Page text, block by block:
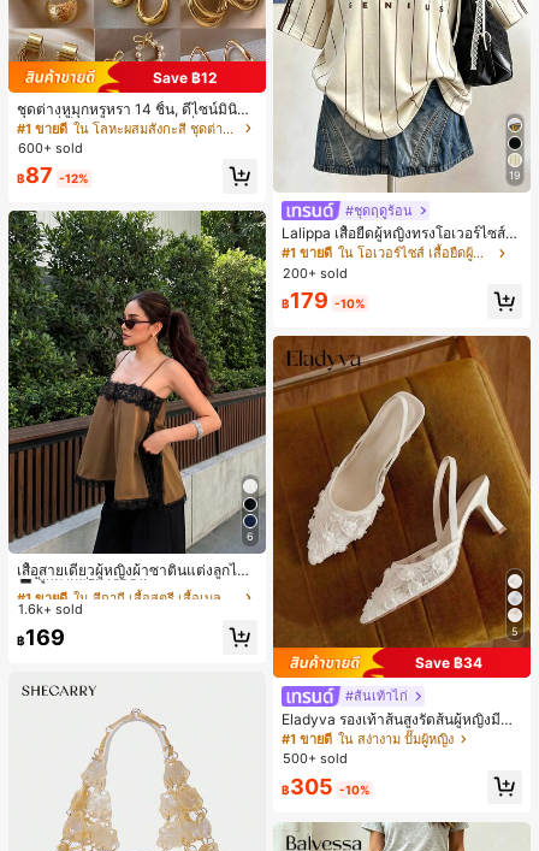
Save ฿12
ชุดต่างหูมุกหรูหรา 14 ชิ้น, ดีไซน์มินิมอ
ลใหม่ที่เป็นเอกลักษณ์ ต่างหูที่สง่างาม
สำหรับผู้หญิง, ของขวัญสำหรับเธอ
#1 ขายดี
ใน โลหะผสมสังกะสี ชุดต่างหูผู้หญิง
600+ sold
฿87 -12%
6
เสื้อสายเดี่ยวผู้หญิงผ้าซาตินแต่งลูกไม้
- เสื้อสายเดี่ยวฤดูร้อนสีคากีมีรอยผ่าด้า
นข้างที่น่าดึงดูดแบบสบายๆ
#1 ขายดี
ใน สีกากี เสื้อสตรี เสื้อเบลาส์ & Tee
ลูกค้ากลับมาซื้อซ้ำ!
#1 ขายดี
ลูกค้ากลับมาซื้อซ้ำ!
#1 ขายดี
ลูกค้ากลับมาซื้อซ้ำ!
#1 ขายดี
ใน สีกากี เสื้อสตรี เสื้อเบลาส์ & Tee
1.6k+ sold
฿169
19
#ชุดฤดูร้อน
Lalippa เสื้อยืดผู้หญิงทรงโอเวอร์ไซส์ค
วามยาวกลาง คอกลม ไหล่ตก ลายพิมพ์
ตัวอักษรและลายทางแนวตั้ง สไตล์แฟชั่
นมินิมอล ของขวัญให้เพื่อน
#1 ขายดี
ใน โอเวอร์ไซส์ เสื้อยืดผู้หญิง
200+ sold
฿179 -10%
5
Save ฿34
#ส้นเท้าไก่
Eladyva รองเท้าส้นสูงรัดส้นผู้หญิงมีดอ
กไม้ประดับตาข่ายเสริมและสามารถสว
มได้สองแบบ ส้นสูง 7 ซม. รูปแบบโรมัน
#1 ขายดี ใน สง่างาม ปั๊มผู้หญิง
500+ sold
฿305 -10%